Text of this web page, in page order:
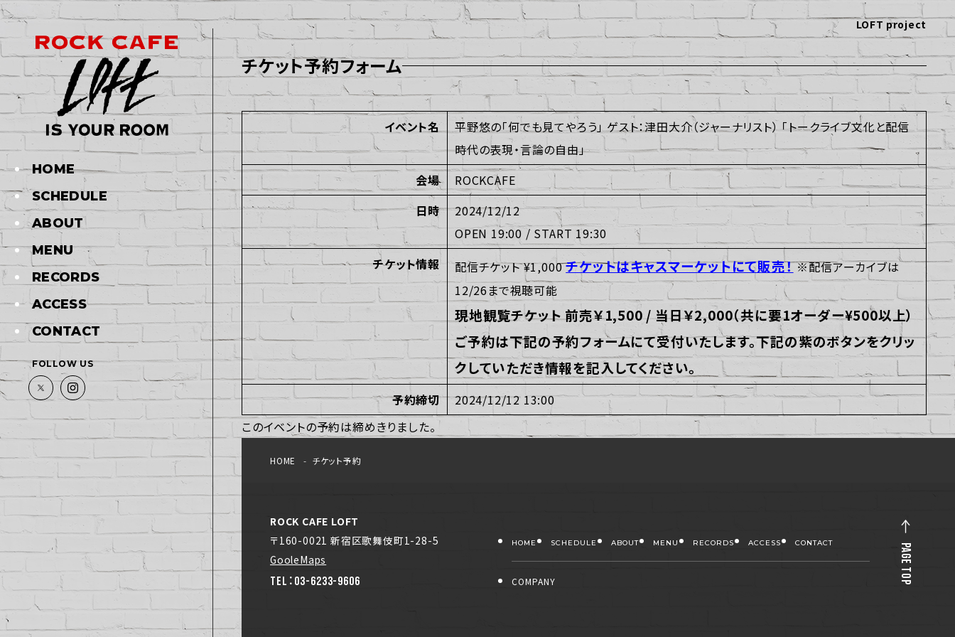
HOME
SCHEDULE
ABOUT
MENU
RECORDS
ACCESS
CONTACT
FOLLOW US
LOFT project
チケット予約フォーム
イベント名
平野悠の「何でも見てやろう」 ゲスト：津田大介（ジャーナリスト） 「トークライブ文化と配信
時代の表現・言論の自由」
会場
ROCKCAFE
日時
2024/12/12
OPEN 19:00 / START 19:30
チケット情報
配信チケット ¥1,000チケットはキャスマーケットにて販売！※配信アーカイブは
12/26まで視聴可能
現地観覧チケット 前売￥1,500 / 当日￥2,000（共に要1オーダー¥500以上）
ご予約は下記の予約フォームにて受付いたします。下記の紫のボタンをクリッ
クしていただき情報を記入してください。
予約締切
2024/12/12 13:00
このイベントの予約は締めきりました。
HOME チケット予約
ROCK CAFE LOFT
〒160-0021 新宿区歌舞伎町1-28-5
GooleMaps
TEL：03-6233-9606
HOME SCHEDULE ABOUT MENU RECORDS ACCESS CONTACT
COMPANY PAGE TOP